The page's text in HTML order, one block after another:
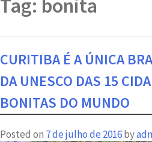
Tag: bonita
CURITIBA É A ÚNICA
DA UNESCO DAS 15
BONITAS DO MUNDO
Posted on 7 de julho de 2016by